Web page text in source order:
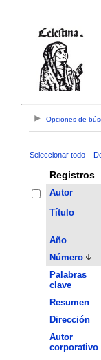
Opciones de
Seleccionar todo
Registros
Autor
Título
Año
Número
Palabras
clave
Resumen
Dirección
Autor
corporativo